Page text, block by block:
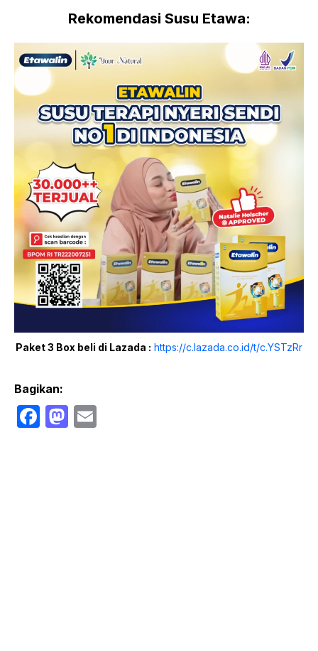
Rekomendasi Susu Etawa:
Paket 3 Box beli di Lazada : https://c.lazada.co.id/t/c.YSTzRr
Bagikan:
F
M